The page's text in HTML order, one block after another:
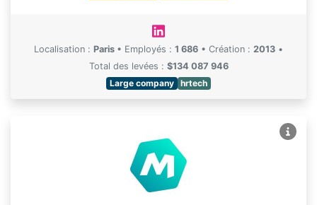
Localisation : Paris • Employés : 1 686 • Création : 2013 •
Total des levées : $134 087 946
Large company
hrtech